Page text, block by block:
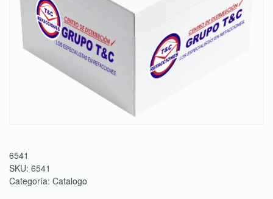
6541
SKU: 6541
Categoría: Catalogo